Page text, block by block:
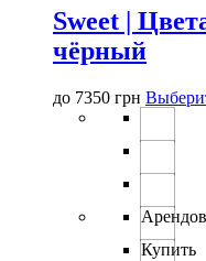
Sweet |
чёрный
до 7350 грн
Купить